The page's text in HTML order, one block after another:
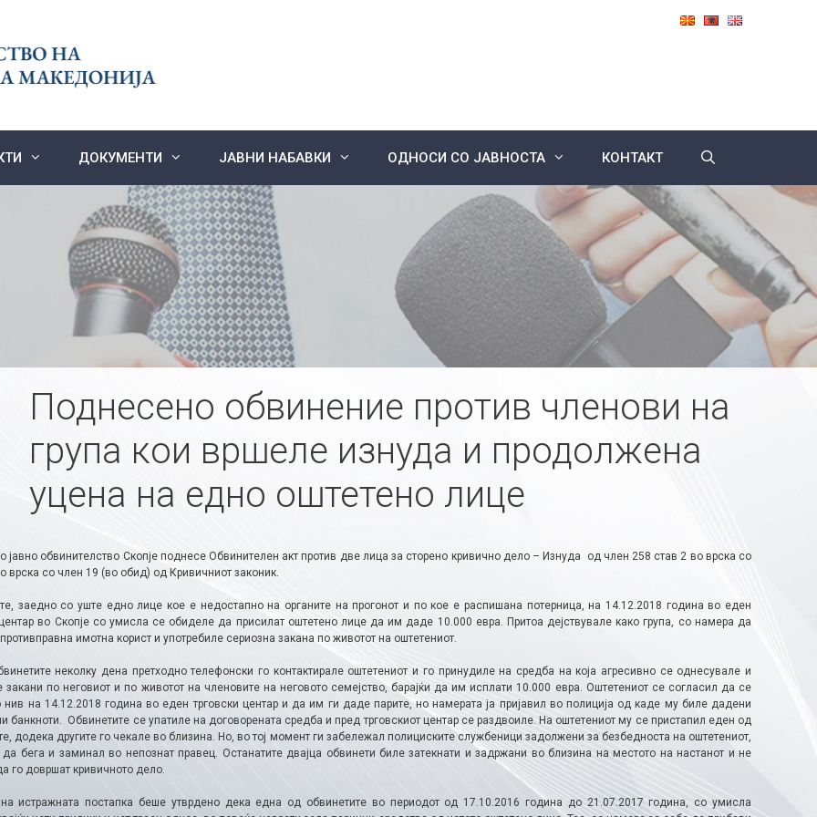
ДОКУМЕНТИ ЈАВНИ НАБАВКИ ОДНОСИ СО ЈАВНОСТА КОНТАКТ
Поднесено обвинение против членови на
група кои вршеле изнуда и продолжена
уцена на едно оштетено лице
јавно обвинителство Скопје поднесе Обвинителен акт против две лица за сторено кривично дело – Изнуда од член 258 став 2 во врска со
врска со член 19 (во обид) од Кривичниот законик.
заедно со уште едно лице кое е недостапно на органите на прогонот и по кое е распишана потерница, на 14.12.2018 година во еден
во Скопје со умисла се обиделе да присилат оштетено лице да им даде 10.000 евра. Притоа дејствувале како група, со намера да
имотна корист и употребиле сериозна закана по животот на оштетениот.
неколку дена претходно телефонски го контактирале оштетениот и го принудиле на средба на која агресивно се однесувале и
закани по неговиот и по животот на членовите на неговото семејство, барајќи да им исплати 10.000 евра. Оштетениот се согласил да се
нив на 14.12.2018 година во еден трговски центар и да им ги даде парите, но намерата ја пријавил во полиција од каде му биле дадени
банкноти. Обвинетите се упатиле на договорената средба и пред трговскиот центар се раздвоиле. На оштетениот му се пристапил еден од
додека другите го чекале во близина. Но, во тој момент ги забележал полициските службеници задолжени за безбедноста на оштетениот,
бега и заминал во непознат правец. Останатите двајца обвинети биле затекнати и задржани во близина на местото на настанот и не
го довршат кривичното дело.
истражната постапка беше утврдено дека една од обвинетите во периодот од 17.10.2016 година до 21.07.2017 година, со умисла